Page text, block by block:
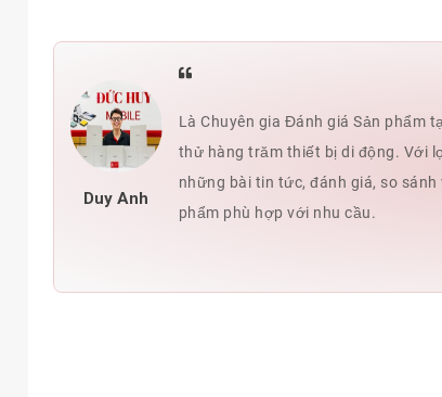
Duy Anh
Là Chuyên gia Đánh giá Sản phẩm
thử hàng trăm thiết bị di động. Với
những bài tin tức, đánh giá, so
phẩm phù hợp với nhu cầu.